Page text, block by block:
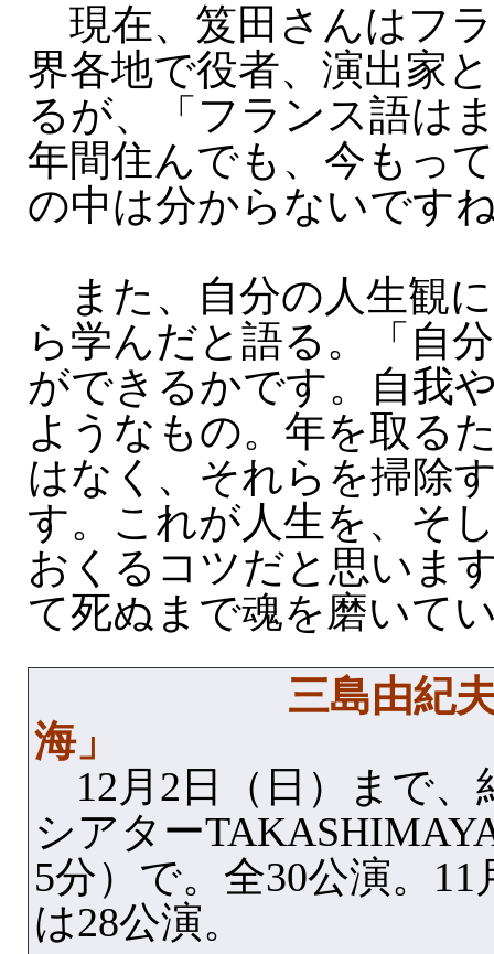
現在、笈田さんはフ
界各地で役者、演出家
るが、「フランス語は
年間住んでも、今もっ
の中は分からないです
また、自分の人生観
ら学んだと語る。「自
ができるかです。自我
ようなもの。年を取る
はなく、それらを掃除
す。これが人生を、そ
おくるコツだと思いま
て死ぬまで魂を磨いて
三島由紀
海」
12月2日（日）まで、
シアター
5分）で。全30公演。
は28公演。